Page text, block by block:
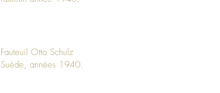
Fauteuil Otto Schulz
Suède, années 1940.